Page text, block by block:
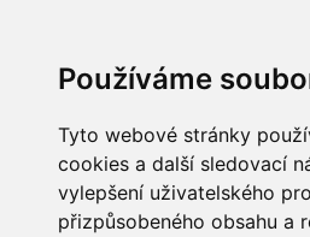
Používáme
Tyto webové stránky
cookies a další sledovací
vylepšení uživatelského
přizpůsobeného obsahu a